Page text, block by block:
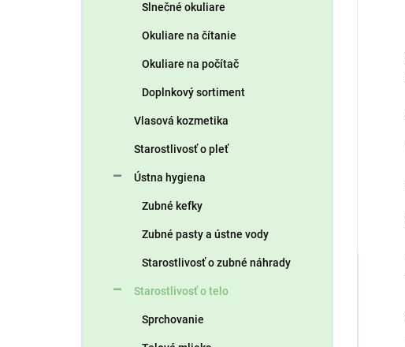
Slnečné okuliare
Okuliare na čítanie
Okuliare na počítač
Doplnkový sortiment
Vlasová kozmetika
Starostlivosť o pleť
Ústna hygiena
Zubné kefky
Zubné pasty a ústne vody
Starostlivosť o zubné náhrady
Starostlivosť o telo
Sprchovanie